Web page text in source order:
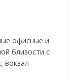
офисные и
близости с
вокзал